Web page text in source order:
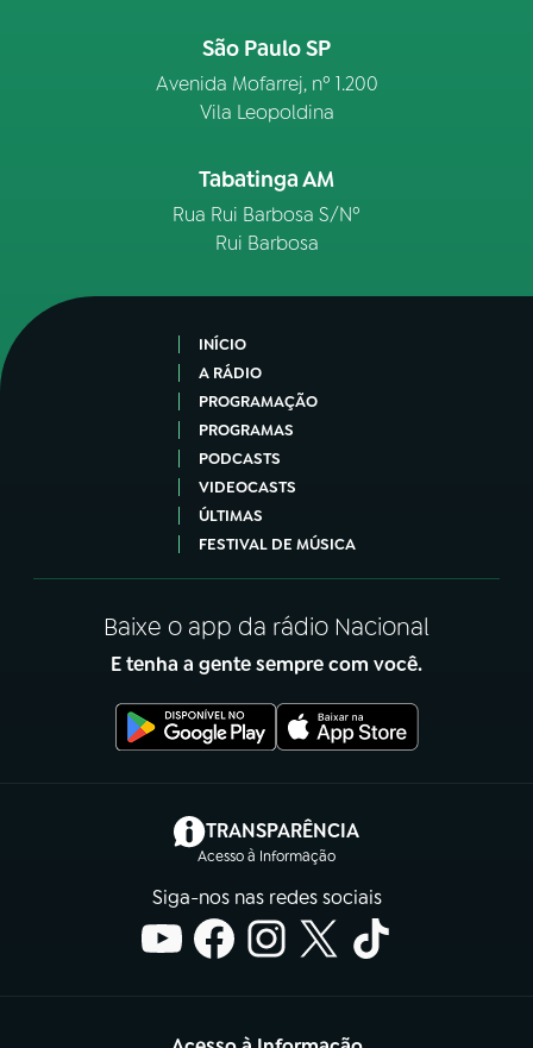
São Paulo SP
Avenida Mofarrej, nº 1.200
Vila Leopoldina
Tabatinga AM
Rua Rui Barbosa S/Nº
Rui Barbosa
INÍCIO
A RÁDIO
PROGRAMAÇÃO
PROGRAMAS
PODCASTS
VIDEOCASTS
ÚLTIMAS
FESTIVAL DE MÚSICA
Baixe o app da rádio Nacional
E tenha a gente sempre com você.
TRANSPARÊNCIA
Acesso à Informação
(abre em nova aba)
Siga-nos nas redes sociais